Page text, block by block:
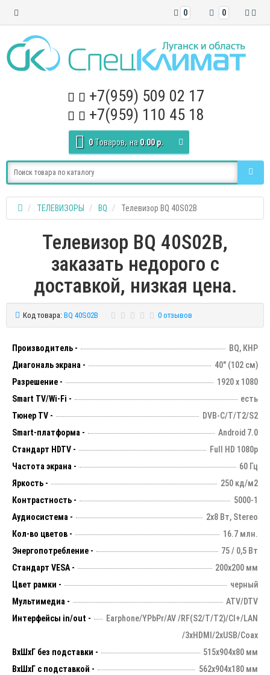
0
0
+7(959) 509 02 17
+7(959) 110 45 18
0 Tоваров, на 0.00 р.
ТЕЛЕВИЗОРЫ BQ Телевизор BQ 40S02B
Телевизор BQ 40S02B,
заказать недорого с
доставкой, низкая цена.
Код товара: BQ 40S02B 0 отзывов
Производитель -
BQ, КНР
Диагональ экрана -
40" (102 см)
Разрешение -
1920 х 1080
Smart TV/Wi-Fi -
есть
Тюнер TV -
DVB-C/T/T2/S2
Smart-платформа -
Android 7.0
Стандарт HDTV -
Full HD 1080p
Частота экрана -
60 Гц
Яркость -
250 кд/м2
Контрастность -
5000-1
Аудиосистема -
2х8 Вт, Stereo
Кол-во цветов -
16.7 млн.
Энергопотребление -
75 / 0,5 Вт
Стандарт VESA -
200х200 мм
Цвет рамки -
черный
Мультимедиа -
ATV/DTV
Интерфейсы in/out -
Earphone/YPbPr/AV /RF(S2/T/T2)/CI+/LAN
/3xHDMI/2xUSB/Coax
ВхШхГ без подставки -
515х904х80 мм
ВхШхГ с подставкой -
562x904x180 мм